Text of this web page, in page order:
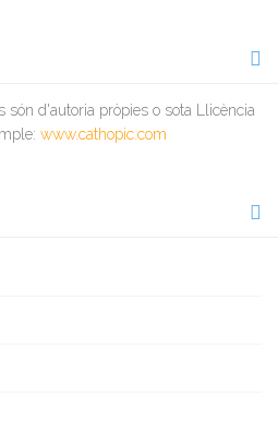
són d'autoria pròpies o sota Llicència
www.cathopic.com